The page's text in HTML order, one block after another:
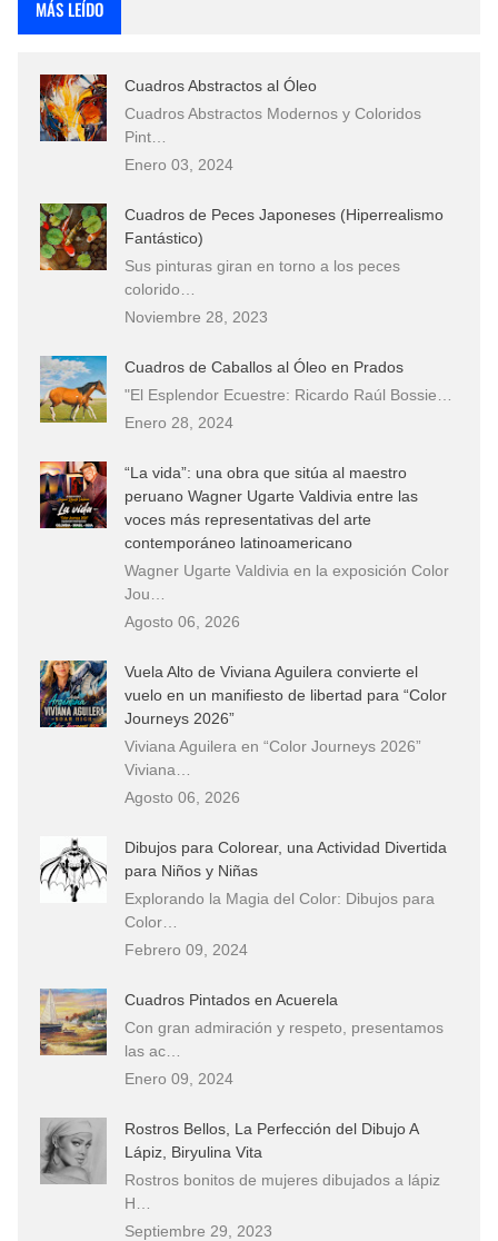
MÁS LEÍDO
Cuadros Abstractos al Óleo
Cuadros Abstractos Modernos y Coloridos
Pint…
Enero 03, 2024
Cuadros de Peces Japoneses (Hiperrealismo
Fantástico)
Sus pinturas giran en torno a los peces
colorido…
Noviembre 28, 2023
Cuadros de Caballos al Óleo en Prados
"El Esplendor Ecuestre: Ricardo Raúl Bossie…
Enero 28, 2024
“La vida”: una obra que sitúa al maestro
peruano Wagner Ugarte Valdivia entre las
voces más representativas del arte
contemporáneo latinoamericano
Wagner Ugarte Valdivia en la exposición Color
Jou…
Agosto 06, 2026
Vuela Alto de Viviana Aguilera convierte el
vuelo en un manifiesto de libertad para “Color
Journeys 2026”
Viviana Aguilera en “Color Journeys 2026”
Viviana…
Agosto 06, 2026
Dibujos para Colorear, una Actividad Divertida
para Niños y Niñas
Explorando la Magia del Color: Dibujos para
Color…
Febrero 09, 2024
Cuadros Pintados en Acuerela
Con gran admiración y respeto, presentamos
las ac…
Enero 09, 2024
Rostros Bellos, La Perfección del Dibujo A
Lápiz, Biryulina Vita
Rostros bonitos de mujeres dibujados a lápiz
H…
Septiembre 29, 2023